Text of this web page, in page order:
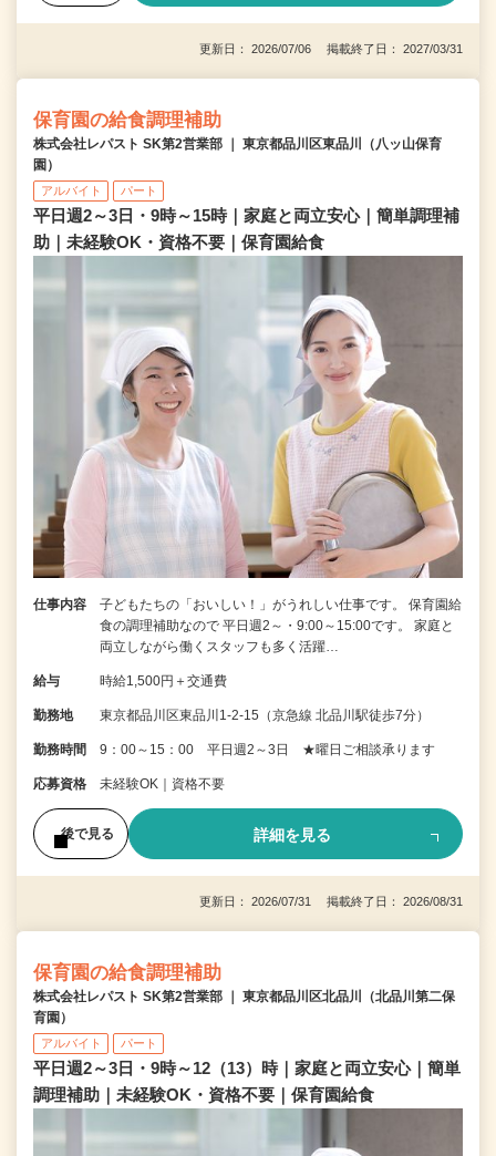
更新日： 2026/07/06 掲載終了日： 2027/03/31
保育園の給食調理補助
株式会社レパスト SK第2営業部 ｜ 東京都品川区東品川（八ッ山保育
園）
アルバイト パート
平日週2～3日・9時～15時｜家庭と両立安心｜簡単調理補
助｜未経験OK・資格不要｜保育園給食
仕事内容
子どもたちの「おいしい！」がうれしい仕事です。 保育園給
食の調理補助なので 平日週2～・9:00～15:00です。 家庭と
両立しながら働くスタッフも多く活躍…
給与 時給1,500円＋交通費
勤務地 東京都品川区東品川1-2-15（京急線 北品川駅徒歩7分）
勤務時間 9：00～15：00 平日週2～3日 ★曜日ご相談承ります
応募資格 未経験OK｜資格不要
後で見る 詳細を見る
更新日： 2026/07/31 掲載終了日： 2026/08/31
保育園の給食調理補助
株式会社レパスト SK第2営業部 ｜ 東京都品川区北品川（北品川第二保
育園）
アルバイト パート
平日週2～3日・9時～12（13）時｜家庭と両立安心｜簡単
調理補助｜未経験OK・資格不要｜保育園給食